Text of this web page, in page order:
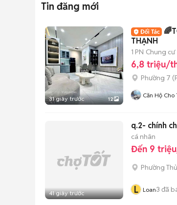
Tin đăng mới
31 giây trước 12
THẠNH
1 PN Chung cư
6,8 triệu/
Phường 7 (
41 giây trước
q.2- chính
cá nhân
Đến 9
Phường
L Loan3 đã